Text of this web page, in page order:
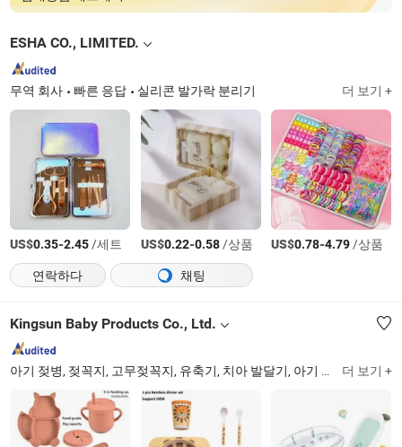
ESHA CO., LIMITED.
무역 회사 빠른 응답 실리콘 발가락 분리기 더 보기 +
US$0.35-2.45/세트 US$0.22-0.58/상품 US$0.78-4.79/상품
연락하다
채팅
Kingsun Baby Products Co., Ltd.
아기 젖병, 젖꼭지, 고무젖꼭지, 유축기, 치아 발달기, 아기 물병, 코 흡입기, 아기 식사 세트, 아기 용품, 수유 용품 더 보기 +